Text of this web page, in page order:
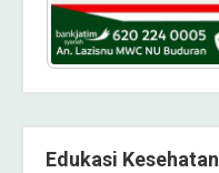
Edukasi Kesehatan